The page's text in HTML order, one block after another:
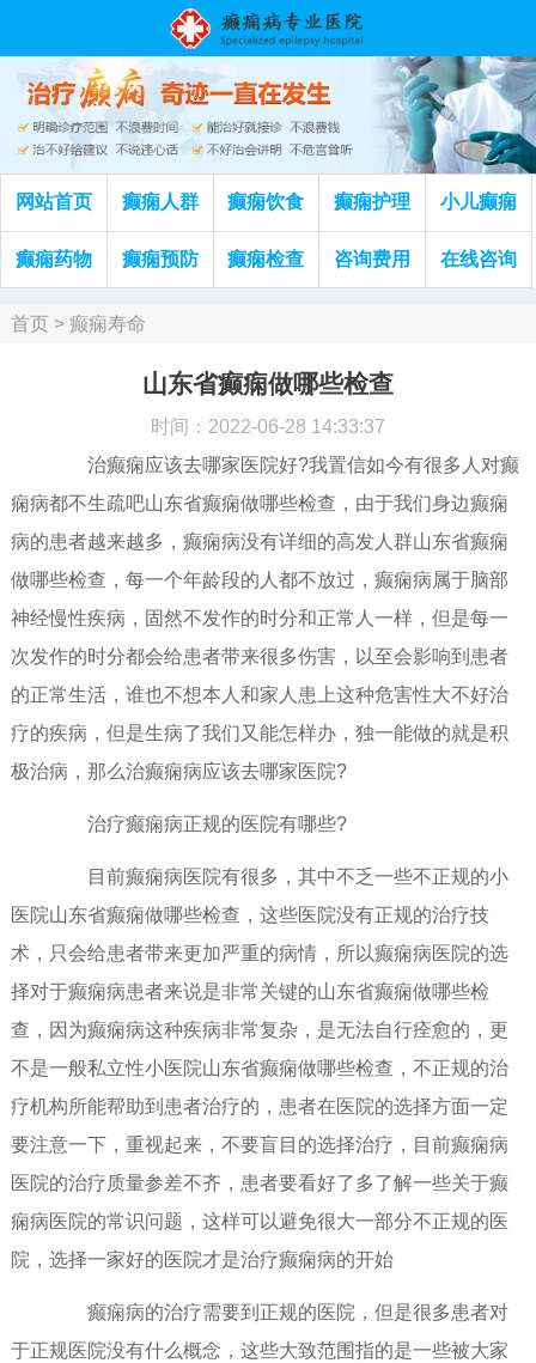
网站首页 癫痫人群 癫痫饮食 癫痫护理 小儿癫痫
癫痫药物 癫痫预防 癫痫检查 咨询费用 在线咨询
首页> 癫痫寿命
山东省癫痫做哪些检查
时间：2022-06-28 14:33:37
治癫痫应该去哪家医院好?我置信如今有很多人对癫
痫病都不生疏吧山东省癫痫做哪些检查，由于我们身边癫痫
病的患者越来越多，癫痫病没有详细的高发人群山东省癫痫
做哪些检查，每一个年龄段的人都不放过，癫痫病属于脑部
神经慢性疾病，固然不发作的时分和正常人一样，但是每一
次发作的时分都会给患者带来很多伤害，以至会影响到患者
的正常生活，谁也不想本人和家人患上这种危害性大不好治
疗的疾病，但是生病了我们又能怎样办，独一能做的就是积
极治病，那么治癫痫病应该去哪家医院?
治疗癫痫病正规的医院有哪些?
目前癫痫病医院有很多，其中不乏一些不正规的小
医院山东省癫痫做哪些检查，这些医院没有正规的治疗技
术，只会给患者带来更加严重的病情，所以癫痫病医院的选
择对于癫痫病患者来说是非常关键的山东省癫痫做哪些检
查，因为癫痫病这种疾病非常复杂，是无法自行痊愈的，更
不是一般私立性小医院山东省癫痫做哪些检查，不正规的治
疗机构所能帮助到患者治疗的，患者在医院的选择方面一定
要注意一下，重视起来，不要盲目的选择治疗，目前癫痫病
医院的治疗质量参差不齐，患者要看好了多了解一些关于癫
痫病医院的常识问题，这样可以避免很大一部分不正规的医
院，选择一家好的医院才是治疗癫痫病的开始
癫痫病的治疗需要到正规的医院，但是很多患者对
于正规医院没有什么概念，这些大致范围指的是一些被大家